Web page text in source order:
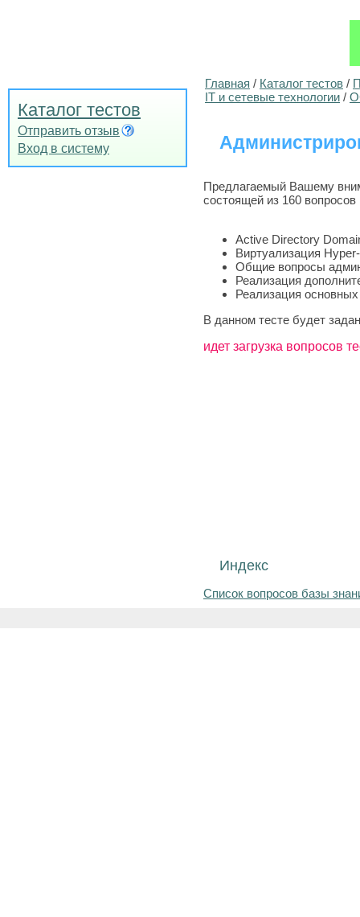
Каталог тестов
Отправить отзыв
Вход в систему
Главная / Каталог тестов /
IT и сетевые технологии /
Предлагаемый Вашему
состоящей из 160
Active Directory
Виртуализация
Общие вопросы
Реализация
Реализация
В данном тесте будет
идет загрузка вопросов
Индекс
Список вопросов базы